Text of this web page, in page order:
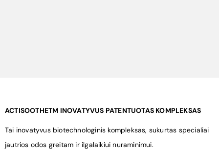
ACTISOOTHETM INOVATYVUS PATENTUOTAS KOMPLEKSAS
Tai inovatyvus biotechnologinis kompleksas, sukurtas specialiai
jautrios odos greitam ir ilgalaikiui nuraminimui.